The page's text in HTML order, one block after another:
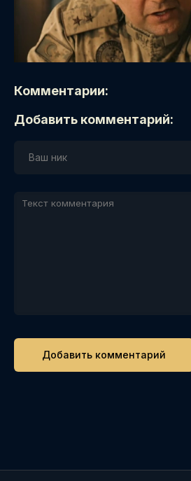
Комментарии:
Добавить комментарий: